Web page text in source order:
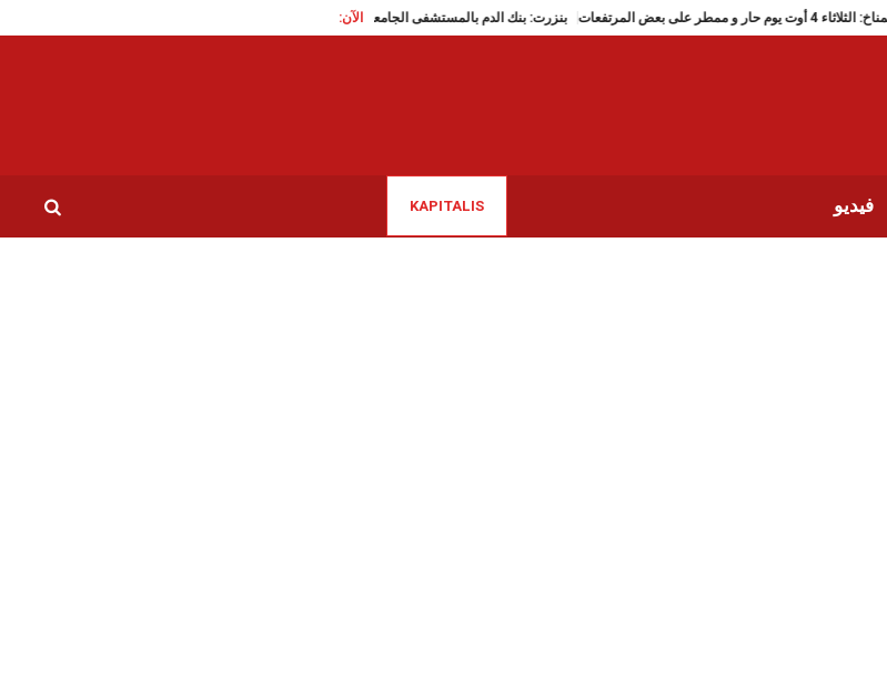
الآن: مرصد الطقس و المناخ: الثلاثاء 4 أوت يوم حار و ممطر على بعض المرتفعات بنزرت: بنك الدم بالمستشفى الجامعي الحبيب بوقطفة يدعو للتبرع بالدم
فيديو KAPITALIS